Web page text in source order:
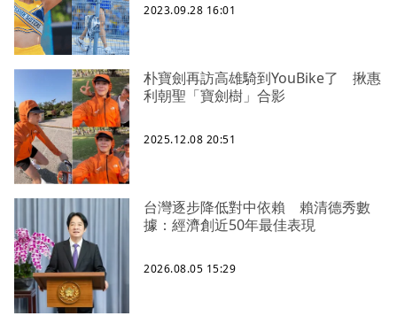
2023.09.28 16:01
朴寶劍再訪高雄騎到YouBike了 揪惠
利朝聖「寶劍樹」合影
2025.12.08 20:51
台灣逐步降低對中依賴 賴清德秀數
據：經濟創近50年最佳表現
2026.08.05 15:29